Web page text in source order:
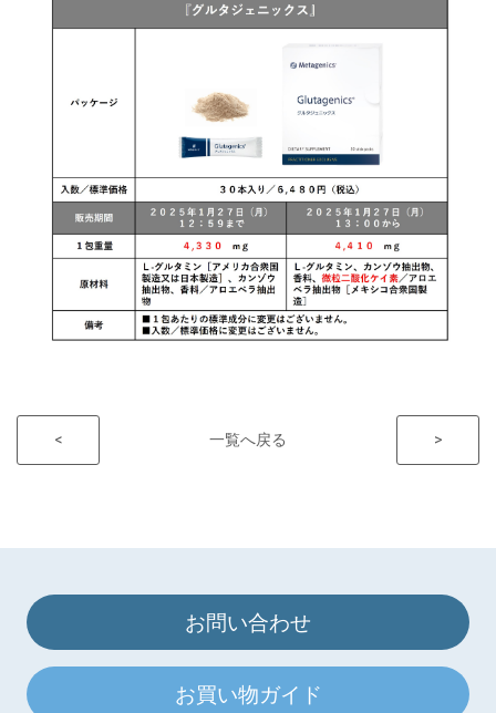
< 一覧へ戻る >
お問い合わせ
お買い物ガイド